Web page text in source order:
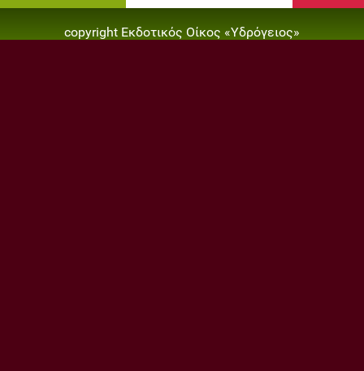
copyright Εκδοτικός Οίκος «Υδρόγειος»